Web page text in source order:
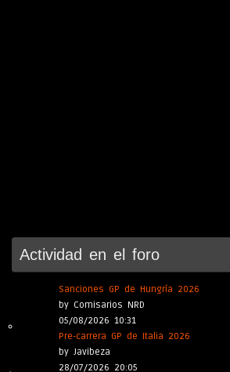
Actividad en el foro
Sanciones GP de Hungría 2026
by Comisarios NRD
05/08/2026 10:31
Pre-carrera GP de Italia 2026
by Javibeza
28/07/2026 20:05